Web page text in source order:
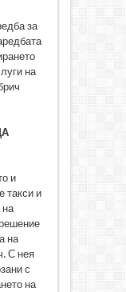
за
на
и
такси и
на
на
С нея
с
на